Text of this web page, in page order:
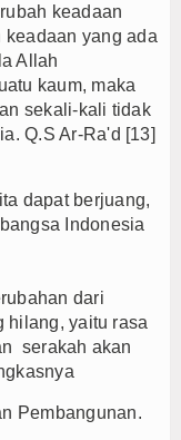
keadaan
keadaan yang ada
Allah
kaum, maka
sekali-kali tidak
Q.S Ar-Ra'd [13]
dapat berjuang,
Indonesia
dari
hilang, yaitu rasa
serakah akan
Pembangunan.